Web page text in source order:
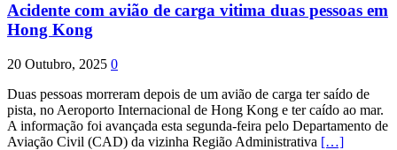
Acidente com avião de carga vitima duas pessoas em
Hong Kong
20 Outubro, 2025 0
Duas pessoas morreram depois de um avião de carga ter saído de
pista, no Aeroporto Internacional de Hong Kong e ter caído ao mar.
A informação foi avançada esta segunda-feira pelo Departamento de
Aviação Civil (CAD) da vizinha Região Administrativa […]